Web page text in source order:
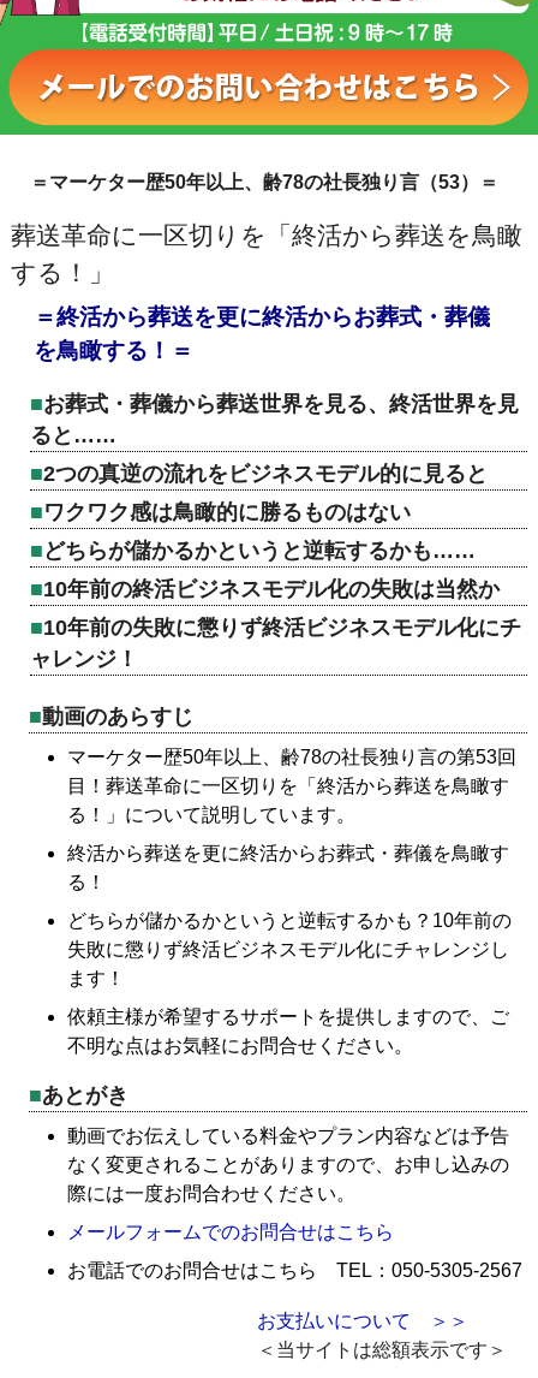
＝マーケター歴50年以上、齢78の社長独り言（53）＝
葬送革命に一区切りを「終活から葬送を鳥瞰
する！」
＝終活から葬送を更に終活からお葬式・葬儀
を鳥瞰する！＝
お葬式・葬儀から葬送世界を見る、終活世界を見
ると……
2つの真逆の流れをビジネスモデル的に見ると
ワクワク感は鳥瞰的に勝るものはない
どちらが儲かるかというと逆転するかも……
10年前の終活ビジネスモデル化の失敗は当然か
10年前の失敗に懲りず終活ビジネスモデル化にチ
ャレンジ！
動画のあらすじ
マーケター歴50年以上、齢78の社長独り言の第53回
目！葬送革命に一区切りを「終活から葬送を鳥瞰す
る！」について説明しています。
終活から葬送を更に終活からお葬式・葬儀を鳥瞰す
る！
どちらが儲かるかというと逆転するかも？10年前の
失敗に懲りず終活ビジネスモデル化にチャレンジし
ます！
依頼主様が希望するサポートを提供しますので、ご
不明な点はお気軽にお問合せください。
あとがき
動画でお伝えしている料金やプラン内容などは予告
なく変更されることがありますので、お申し込みの
際には一度お問合わせください。
メールフォームでのお問合せはこちら
お電話でのお問合せはこちら TEL：050-5305-2567
お支払いについて ＞＞
＜当サイトは総額表示です＞